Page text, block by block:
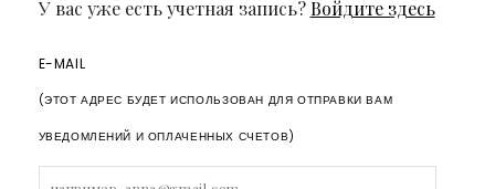
У вас уже есть учетная запись?Войдите здесь
E-MAIL
(ЭТОТ АДРЕС БУДЕТ ИСПОЛЬЗОВАН ДЛЯ ОТПРАВКИ ВАМ
УВЕДОМЛЕНИЙ И ОПЛАЧЕННЫХ СЧЕТОВ)